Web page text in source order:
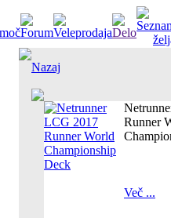
Nazaj
Runner
Več ...